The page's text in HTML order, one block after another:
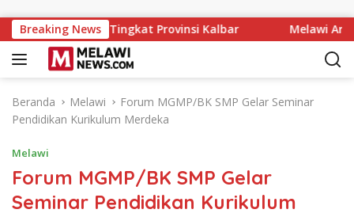
Breaking News
XXXIV Tingkat Provinsi Kalbar Melawi Archery
Beranda Melawi
Forum MGMP/BK SMP Gelar Seminar
Pendidikan Kurikulum Merdeka
Melawi
Forum MGMP/BK SMP Gelar
Seminar Pendidikan Kurikulum